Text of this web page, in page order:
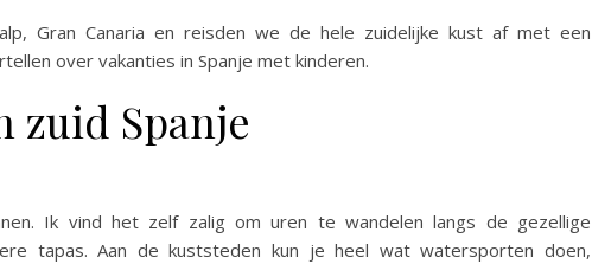
Gran Canaria en reisden we de hele zuidelijke kust af met een
over vakanties in Spanje met kinderen.
zuid Spanje
Ik vind het zelf zalig om uren te wandelen langs de gezellige
tapas. Aan de kuststeden kun je heel wat watersporten doen,